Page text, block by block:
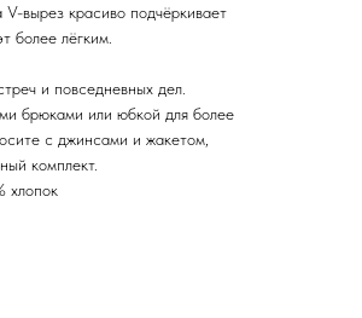
вырез красиво подчёркивает
более лёгким.
и повседневных дел.
брюками или юбкой для более
с джинсами и жакетом,
комплект.
хлопок